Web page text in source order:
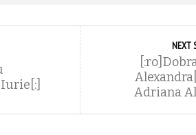
NEXT
Adriana